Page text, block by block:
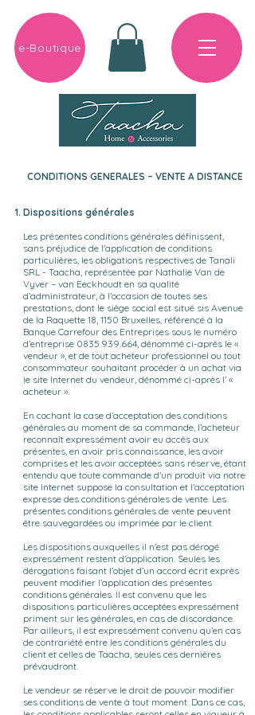
e-Boutique
CONDITIONS GENERALES – VENTE A DISTANCE
Dispositions générales
Les présentes conditions générales définissent,
sans préjudice de l'application de conditions
particulières, les obligations respectives de Tanali
SRL - Taacha, représentée par Nathalie Van de
Vyver – van Eeckhoudt en sa qualité
d’administrateur, à l’occasion de toutes ses
prestations, dont le siège social est situé sis Avenue
de la Raquette 18, 1150 Bruxelles, référencé à la
Banque Carrefour des Entreprises sous le numéro
d’entreprise 0835.939.664 , dénommé ci-après le «
vendeur », et de tout acheteur professionnel ou tout
consommateur souhaitant procéder à un achat via
le site Internet du vendeur, dénommé ci-après l’ «
acheteur ».
En cochant la case d’acceptation des conditions
générales au moment de sa commande, l’acheteur
reconnaît expressément avoir eu accès aux
présentes, en avoir pris connaissance, les avoir
comprises et les avoir acceptées sans réserve, étant
entendu que toute commande d’un produit via notre
site Internet suppose la consultation et l’acceptation
expresse des conditions générales de vente. Les
présentes conditions générales de vente peuvent
être sauvegardées ou imprimée par le client.
Les dispositions auxquelles il n'est pas dérogé
expressément restent d'application. Seules les
dérogations faisant l’objet d’un accord écrit exprès
peuvent modifier l’application des présentes
conditions générales. Il est convenu que les
dispositions particulières acceptées expressément
priment sur les générales, en cas de discordance.
Par ailleurs, il est expressément convenu qu’en cas
de contrariété entre les conditions générales du
client et celles de Taacha, seules ces dernières
prévaudront.
Le vendeur se réserve le droit de pouvoir modifier
ses conditions de vente à tout moment. Dans ce cas,